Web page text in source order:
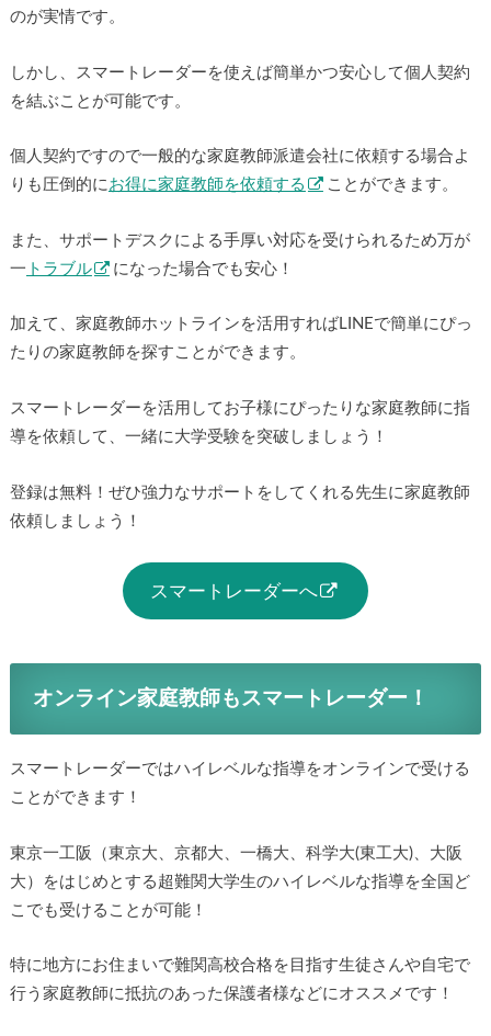
のが実情です。
しかし、スマートレーダーを使えば簡単かつ安心して個人契約
を結ぶことが可能です。
個人契約ですので一般的な家庭教師派遣会社に依頼する場合よ
りも圧倒的にお得に家庭教師を依頼する ことができます。
また、サポートデスクによる手厚い対応を受けられるため万が
一 トラブル になった場合でも安心！
加えて、家庭教師ホットラインを活用すればLINEで簡単にぴっ
たりの家庭教師を探すことができます。
スマートレーダーを活用してお子様にぴったりな家庭教師に指
導を依頼して、一緒に大学受験を突破しましょう！
登録は無料！ぜひ強力なサポートをしてくれる先生に家庭教師
依頼しましょう！
スマートレーダーへ
オンライン家庭教師もスマートレーダー！
スマートレーダーではハイレベルな指導をオンラインで受ける
ことができます！
東京一工阪（東京大、京都大、一橋大、科学大(東工大)、大阪
大）をはじめとする超難関大学生のハイレベルな指導を全国ど
こでも受けることが可能！
特に地方にお住まいで難関高校合格を目指す生徒さんや自宅で
行う家庭教師に抵抗のあった保護者様などにオススメです！